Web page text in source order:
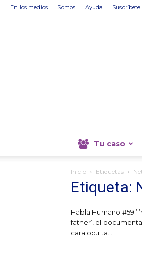
En los medios Somos Ayuda Suscríbete
Tu caso
Inicio Etiquetas
Etiqueta:
Habla Humano
father’, el
cara oculta...